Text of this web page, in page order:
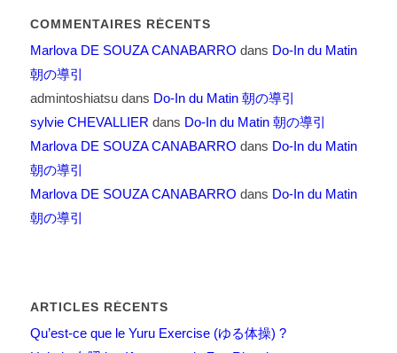
COMMENTAIRES RÉCENTS
Marlova DE SOUZA CANABARRO dans Do-In du Matin
朝の導引
admintoshiatsudans Do-In du Matin 朝の導引
sylvie CHEVALLIER dans Do-In du Matin 朝の導引
Marlova DE SOUZA CANABARRO dans Do-In du Matin
朝の導引
Marlova DE SOUZA CANABARRO dans Do-In du Matin
朝の導引
ARTICLES RÉCENTS
Qu’est-ce que le Yuru Exercise (ゆる体操) ?